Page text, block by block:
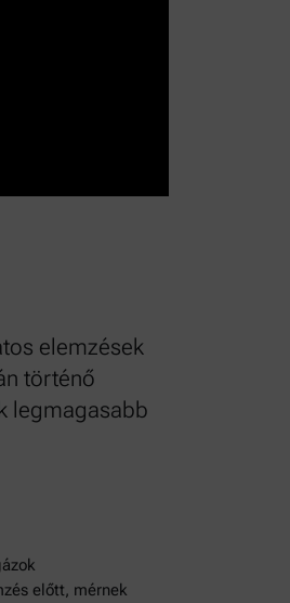
elemzések
történő
legmagasabb
előtt, mérnek